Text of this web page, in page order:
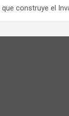
que construye el